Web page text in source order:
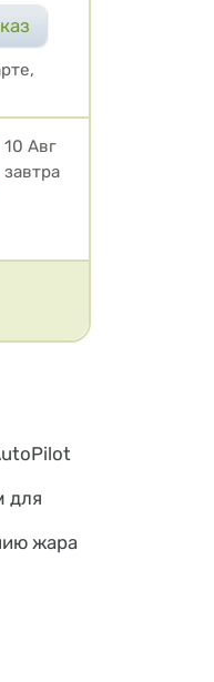
10 Авг
завтра
для
жара